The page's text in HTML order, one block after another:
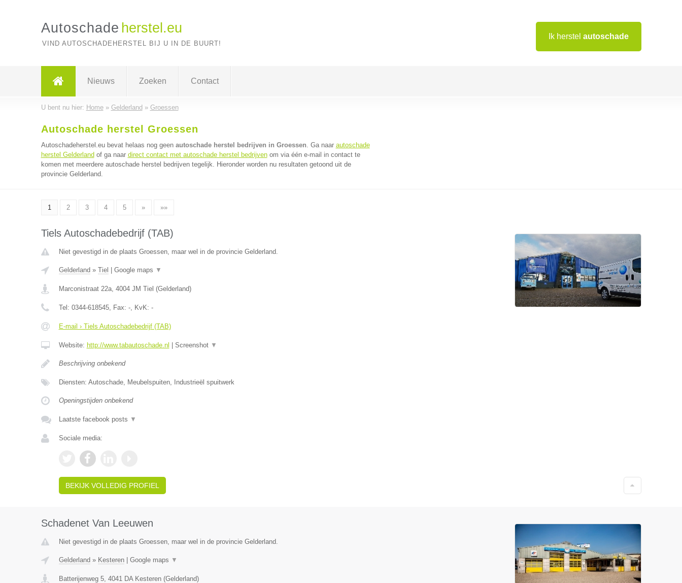
Ik herstel autoschade
Autoschade herstel.eu
VIND AUTOSCHADEHERSTEL BIJ U IN DE BUURT!
Nieuws Zoeken Contact
U bent nu hier: Home» Gelderland » Groessen
Autoschade herstel Groessen
Autoschadeherstel.eu bevat helaas nog geen autoschade herstel bedrijven in Groessen. Ga naar autoschade
herstel Gelderland of ga naar direct contact met autoschade herstel bedrijvenom via één e-mail in contact te
komen met meerdere autoschade herstel bedrijven tegelijk. Hieronder worden nu resultaten getoond uit de
provincie Gelderland.
1 2 3 4 5 » »»
Tiels Autoschadebedrijf (TAB)
Niet gevestigd in de plaats Groessen, maar wel in de provincie Gelderland.
Gelderland » Tiel Google maps ▼
Marconistraat 22a, 4004 JM Tiel (Gelderland)
Tel: 0344-618545, Fax: -, KvK: -
E-mail › Tiels Autoschadebedrijf (TAB)
Website: http://www.tabautoschade.nl Screenshot ▼
Beschrijving onbekend
Diensten: Autoschade, Meubelspuiten, Industrieël spuitwerk
Openingstijden onbekend
Laatste facebook posts ▼
Sociale media:
BEKIJK VOLLEDIG PROFIEL
Schadenet Van Leeuwen
Niet gevestigd in de plaats Groessen, maar wel in de provincie Gelderland.
Gelderland » Kesteren| Google maps ▼
Batterijenweg 5, 4041 DA Kesteren(Gelderland)